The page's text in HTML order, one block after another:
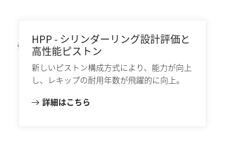
HPP - シリンダーリング設計評価と
高性能ピストン
新しいピストン構成方式により、能力が向上
し、レキップの耐用年数が飛躍的に向上。
詳細はこちら